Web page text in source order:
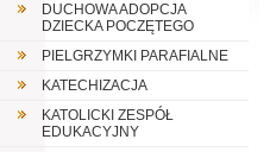
DUCHOWA ADOPCJA
DZIECKA POCZĘTEGO
PIELGRZYMKI PARAFIALNE
KATECHIZACJA
KATOLICKI ZESPÓŁ
EDUKACYJNY